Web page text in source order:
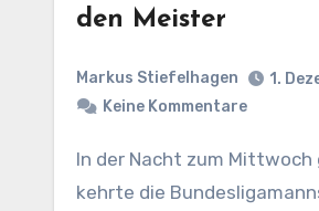
den Meister
Markus Stiefelhagen
1.
Keine Kommentare
In der Nacht zum Mittwoch gegen 1:00 Uhr
kehrte die